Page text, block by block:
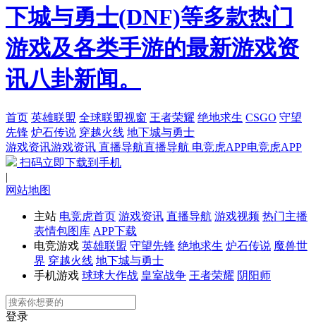
下城与勇士(DNF)等多款热门
游戏及各类手游的最新游戏资
讯八卦新闻。
首页 英雄联盟 全球联盟视窗 王者荣耀 绝地求生 CSGO 守望
先锋 炉石传说 穿越火线 地下城与勇士
游戏资讯游戏资讯 直播导航直播导航 电竞虎APP电竞虎APP
扫码立即下载到手机
|
网站地图
主站 电竞虎首页 游戏资讯 直播导航 游戏视频 热门主播
表情包图库 APP下载
电竞游戏 英雄联盟 守望先锋 绝地求生 炉石传说 魔兽世
界 穿越火线 地下城与勇士
手机游戏 球球大作战 皇室战争 王者荣耀 阴阳师
登录